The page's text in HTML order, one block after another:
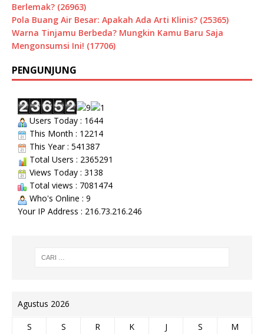
Berlemak? (26963)
Pola Buang Air Besar: Apakah Ada Arti Klinis? (25365)
Warna Tinjamu Berbeda? Mungkin Kamu Baru Saja
Mengonsumsi Ini! (17706)
PENGUNJUNG
Users Today : 1644
This Month : 12214
This Year : 541387
Total Users : 2365291
Views Today : 3138
Total views : 7081474
Who's Online : 9
Your IP Address : 216.73.216.246
Agustus 2026
S S R K J S
M